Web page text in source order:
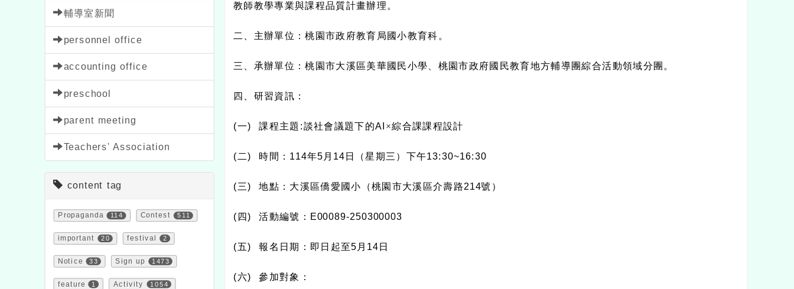
輔導室新聞
personnel office
accounting office
preschool
parent meeting
Teachers' Association
content tag
Propaganda 114 Contest 511
important 20 festival 2
Notice 33 Sign up 1473
feature 1 Activity 1054
教師教學專業與課程品質計畫辦理。
二、主辦單位：桃園市政府教育局國小教育科。
三、承辦單位：桃園市大溪區美華國民小學、桃園市政府國民教育地方輔導團綜合活動領域分團。
四、研習資訊：
(一)課程主題 :談社會議題下的AI ×綜合課課程設計
(二) 時間： 114年5月 14 日（星期三）下午13:30~16:30
(三)地點：大溪區僑愛國小（桃園市大溪區介壽路214號）
( 四)活動編號： E00089-250300003
(五)報名日期：即日起至5月 14 日
(六)參加對象：